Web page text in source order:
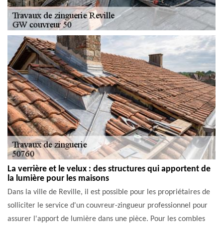
La verrière et le velux : des structures qui apportent de
la lumière pour les maisons
Dans la ville de Reville, il est possible pour les propriétaires de
solliciter le service d'un couvreur-zingueur professionnel pour
assurer l'apport de lumière dans une pièce. Pour les combles